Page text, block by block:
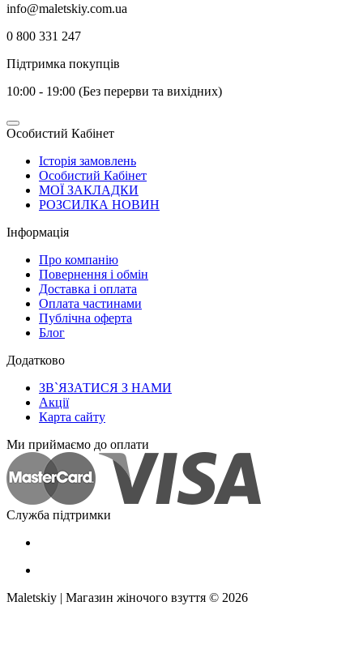
info@maletskiy.com.ua
0 800 331 247
Підтримка покупців
10:00 - 19:00 (Без перерви та вихідних)
Особистий Кабінет
Історія замовлень
Особистий Кабінет
МОЇ ЗАКЛАДКИ
РОЗСИЛКА НОВИН
Інформація
Про компанію
Повернення і обмін
Доставка і оплата
Оплата частинами
Публічна оферта
Блог
Додатково
ЗВ`ЯЗАТИСЯ З НАМИ
Акції
Карта сайту
Ми приймаємо до оплати
Служба підтримки
Maletskiy | Магазин жіночого взуття © 2026